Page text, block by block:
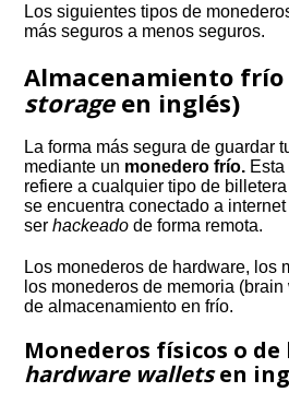
Los siguientes tipos de
más seguros a menos seguros.
Almacenamiento frío
storageen inglés)
La forma más segura de guardar
mediante un monedero frío.
refiere a cualquier tipo de
se encuentra conectado a
serhackeado de forma remota.
Los monederos de hardware, los
los monederos de memoria
de almacenamiento en frío.
Monederos físicos o
hardware walletsen